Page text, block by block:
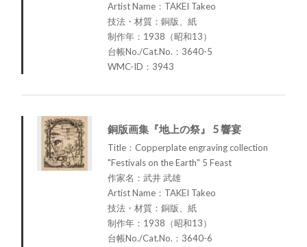
Artist Name：TAKEI Takeo
技法・材質：銅版、紙
制作年：1938（昭和13）
台帳No./Cat.No.：3640-5
WMC-ID：3943
銅版画集『地上の祭』 5 響宴
Title：Copperplate engraving collection
"Festivals on the Earth" 5 Feast
作家名：武井 武雄
Artist Name：TAKEI Takeo
技法・材質：銅版、紙
制作年：1938（昭和13）
台帳No./Cat.No.：3640-6